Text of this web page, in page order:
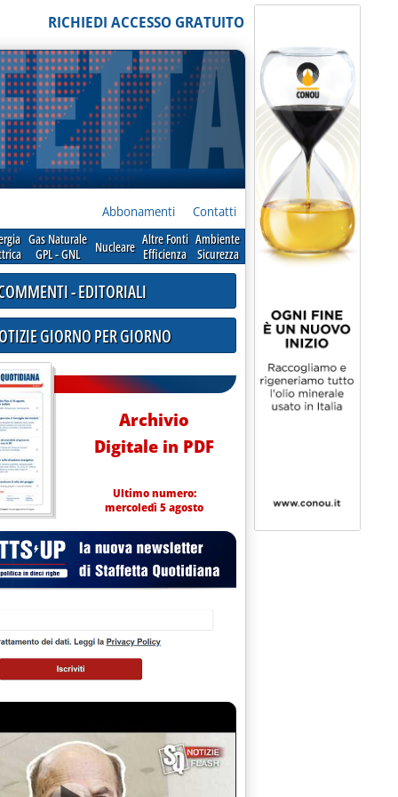
RICHIEDI ACCESSO GRATUITO
Abbonamenti Contatti
Gas Naturale
GPL - GNL
Nucleare Altre Fonti
Efficienza
Ambiente
Sicurezza
- EDITORIALI
GIORNO PER GIORNO
Archivio
Digitale in PDF
Ultimo numero:
mercoledì 5 agosto